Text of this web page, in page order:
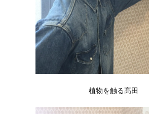
植物を触る髙田